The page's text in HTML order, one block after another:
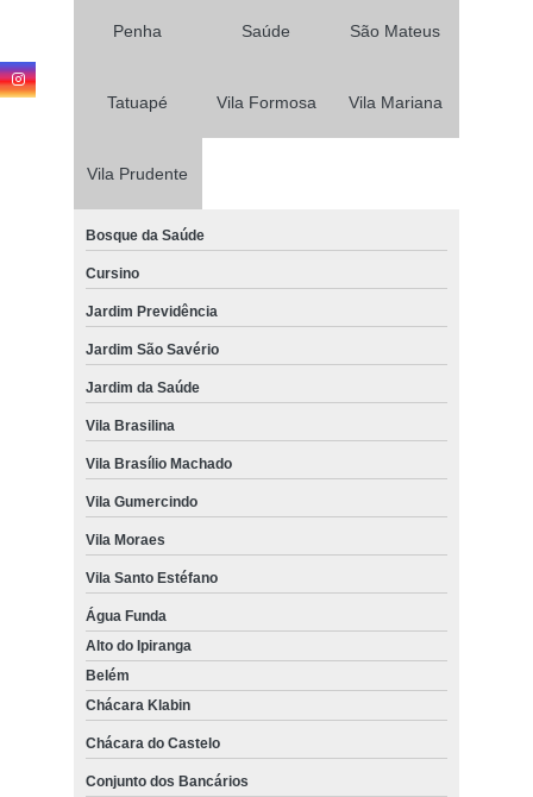
Penha Saúde São Mateus
Tatuapé Vila Formosa Vila Mariana
Vila Prudente
Bosque da Saúde
Cursino
Jardim Previdência
Jardim São Savério
Jardim da Saúde
Vila Brasilina
Vila Brasílio Machado
Vila Gumercindo
Vila Moraes
Vila Santo Estéfano
Água Funda
Alto do Ipiranga
Belém
Chácara Klabin
Chácara do Castelo
Conjunto dos Bancários